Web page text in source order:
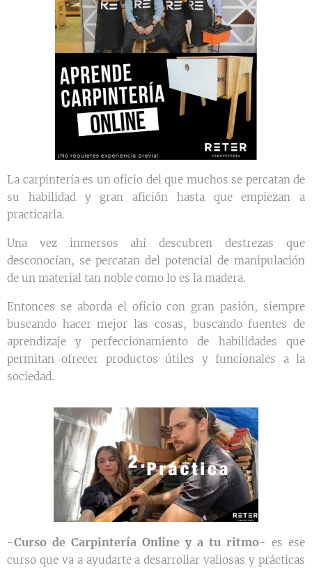
La carpintería es un oficio del que muchos se percatan de
su habilidad y gran afición hasta que empiezan a
practicarla.
Una vez inmersos ahí descubren destrezas que
desconocían, se percatan del potencial de manipulación
de un material tan noble como lo es la madera.
Entonces se aborda el oficio con gran pasión, siempre
buscando hacer mejor las cosas, buscando fuentes de
aprendizaje y perfeccionamiento de habilidades que
permitan ofrecer productos útiles y funcionales a la
sociedad.
-Curso de Carpintería Online y a tu ritmo- es ese
curso que va a ayudarte a desarrollar valiosas y prácticas